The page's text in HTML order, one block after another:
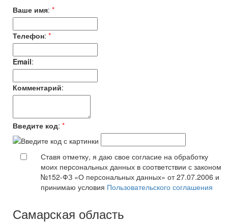
Ваше имя: *
Телефон: *
Email:
Комментарий:
Введите код: *
Ставя отметку, я даю свое согласие на обработку
моих персональных данных в соответствии с законом
№152-ФЗ «О персональных данных» от 27.07.2006 и
принимаю условия Пользовательского соглашения
Самарская область